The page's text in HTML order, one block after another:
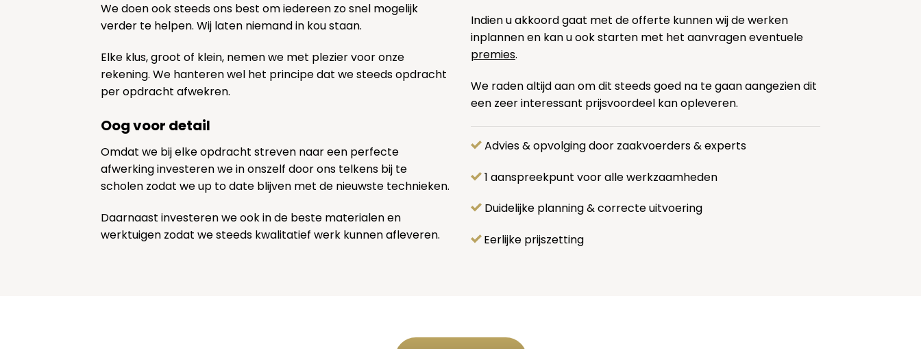
We doen ook steeds ons best om iedereen zo snel mogelijk
verder te helpen. Wij laten niemand in kou staan.
Elke klus, groot of klein, nemen we met plezier voor onze
rekening. We hanteren wel het principe dat we steeds opdracht
per opdracht afwekren.
Oog voor detail
Omdat we bij elke opdracht streven naar een perfecte
afwerking investeren we in onszelf door ons telkens bij te
scholen zodat we up to date blijven met de nieuwste technieken.
Daarnaast investeren we ook in de beste materialen en
werktuigen zodat we steeds kwalitatief werk kunnen afleveren.
Indien u akkoord gaat met de offerte kunnen wij de werken
inplannen en kan u ook starten met het aanvragen eventuele
premies.
We raden altijd aan om dit steeds goed na te gaan aangezien dit
een zeer interessant prijsvoordeel kan opleveren.
Advies & opvolging door zaakvoerders & experts
1 aanspreekpunt voor alle werkzaamheden
Duidelijke planning & correcte uitvoering
Eerlijke prijszetting